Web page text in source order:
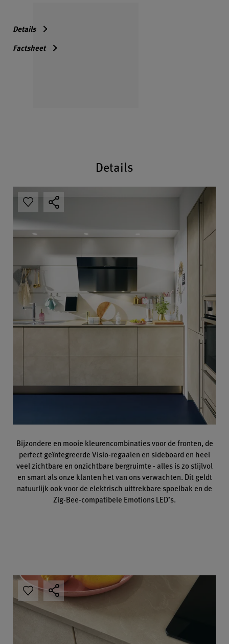
Details
Factsheet
Details
Bijzondere en mooie kleurencombinaties voor de fronten, de
perfect geïntegreerde Visio-regaalen en sideboard en heel
veel zichtbare en onzichtbare bergruimte - alles is zo stijlvol
en smart als onze klanten het van ons verwachten. Dit geldt
natuurlijk ook voor de elektrisch uittrekbare spoelbak en de
Zig-Bee-compatibele Emotions LED’s.